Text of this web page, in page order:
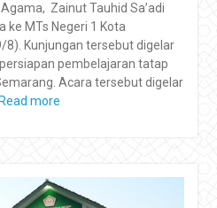
Zainut Tauhid Sa’adi
ke MTs Negeri 1 Kota
Kunjungan tersebut digelar
pembelajaran tatap
Acara tersebut digelar
Read more